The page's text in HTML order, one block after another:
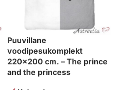
Puuvillane
voodipesukomplekt
220×200 cm. – The prince
and the princess